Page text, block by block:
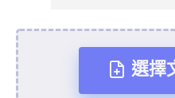
選擇